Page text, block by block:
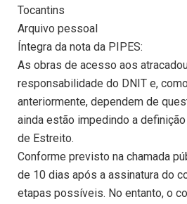
Tocantins
Arquivo pessoal
Íntegra da nota da PIPES:
As obras de acesso aos
responsabilidade do DNIT e,
anteriormente, dependem de
ainda estão impedindo a
de Estreito.
Conforme previsto na chamada
de 10 dias após a assinatura do
etapas possíveis. No entanto, o